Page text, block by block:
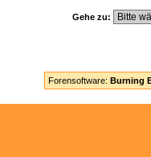
Gehe zu:
Forensoftware: Burning